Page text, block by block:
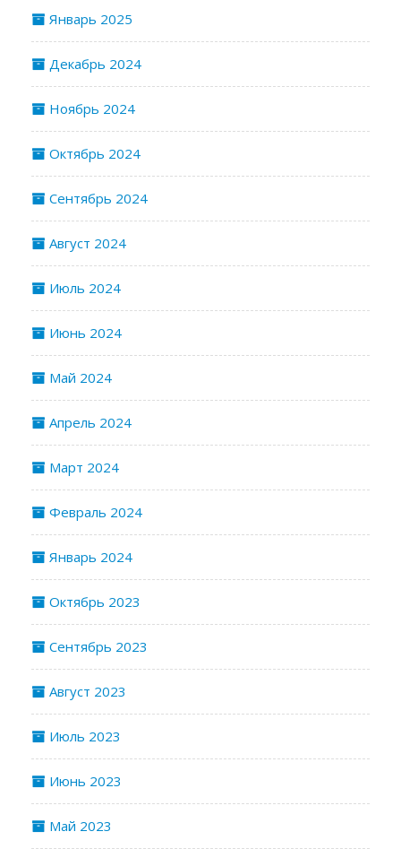
Январь 2025
Декабрь 2024
Ноябрь 2024
Октябрь 2024
Сентябрь 2024
Август 2024
Июль 2024
Июнь 2024
Май 2024
Апрель 2024
Март 2024
Февраль 2024
Январь 2024
Октябрь 2023
Сентябрь 2023
Август 2023
Июль 2023
Июнь 2023
Май 2023